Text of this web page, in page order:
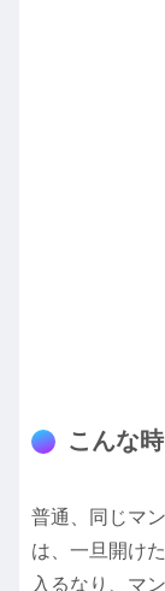
こんな
普通、同じマ
は、一旦開け
入るなり、マ